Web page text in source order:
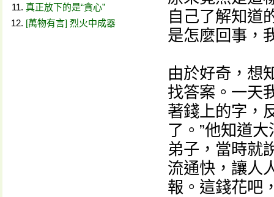
真正放下的是“貪心”
[萬物有言] 烈火中成器
自己了解知道
是怎麼回事，
由於好奇，想
找答案。一天
著錢上的字，
了。”他知道
弟子，當時就
流通快，讓人
報。這錢花吧